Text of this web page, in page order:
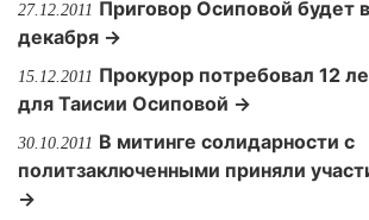
27.12.2011 Приговор Осиповой будет
декабря →
15.12.2011 Прокурор потребовал 12
для Таисии Осиповой →
30.10.2011 В митинге солидарности с
политзаключенными приняли
→